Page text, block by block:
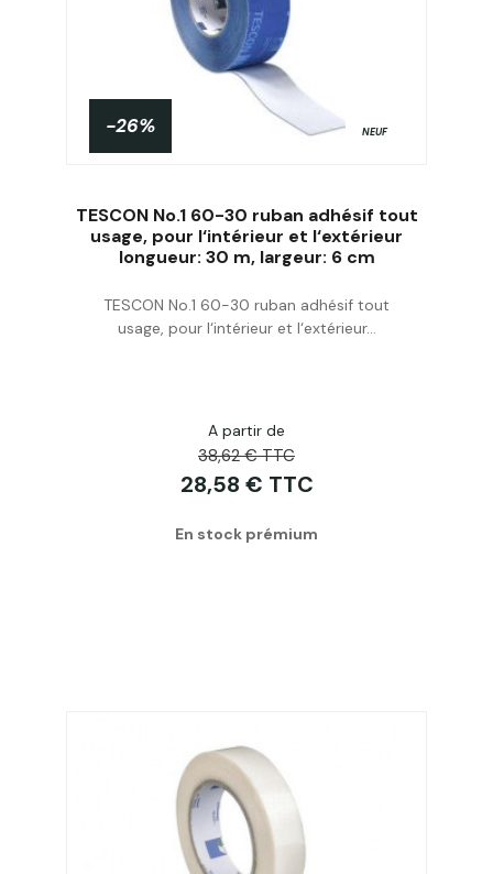
-26% NEUF
TESCON No.1 60-30 ruban adhésif tout
usage, pour l‘intérieur et l‘extérieur
longueur: 30 m, largeur: 6 cm
TESCON No.1 60-30 ruban adhésif tout
usage, pour l‘intérieur et l‘extérieur...
A partir de
38,62 € TTC
28,58 € TTC
En stock prémium